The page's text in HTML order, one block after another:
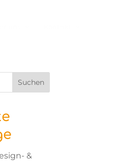
Suchen
&